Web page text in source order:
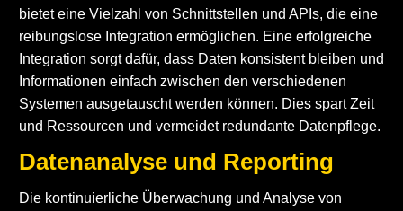
bietet eine Vielzahl von Schnittstellen und APIs, die eine
reibungslose Integration ermöglichen. Eine erfolgreiche
Integration sorgt dafür, dass Daten konsistent bleiben und
Informationen einfach zwischen den verschiedenen
Systemen ausgetauscht werden können. Dies spart Zeit
und Ressourcen und vermeidet redundante Datenpflege.
Datenanalyse und Reporting
Die kontinuierliche Überwachung und Analyse von